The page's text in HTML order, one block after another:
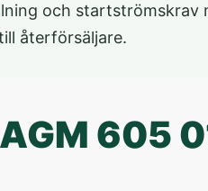
och startströmskrav
återförsäljare.
605